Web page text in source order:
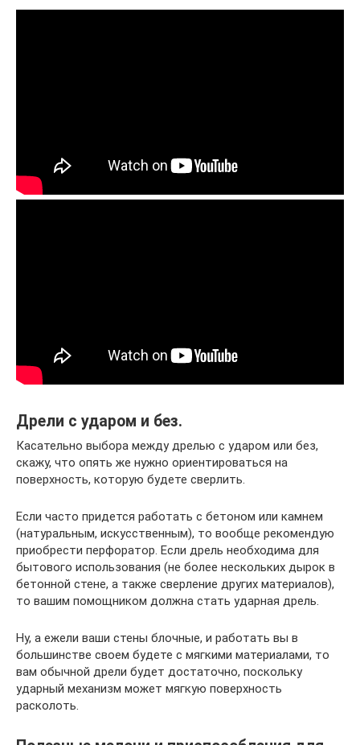
Дрели с ударом и без.
Касательно выбора между дрелью с ударом или без,
скажу, что опять же нужно ориентироваться на
поверхность, которую будете сверлить.
Если часто придется работать с бетоном или камнем
(натуральным, искусственным), то вообще рекомендую
приобрести перфоратор. Если дрель необходима для
бытового использования (не более нескольких дырок в
бетонной стене, а также сверление других материалов),
то вашим помощником должна стать ударная дрель.
Ну, а ежели ваши стены блочные, и работать вы в
большинстве своем будете с мягкими материалами, то
вам обычной дрели будет достаточно, поскольку
ударный механизм может мягкую поверхность
расколоть.